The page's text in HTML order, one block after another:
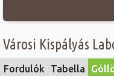
Sport
Fordulók Tabella